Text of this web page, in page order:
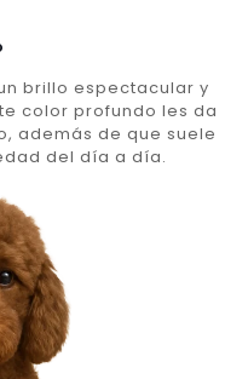
brillo espectacular y
color profundo les da
además de que suele
del día a día.